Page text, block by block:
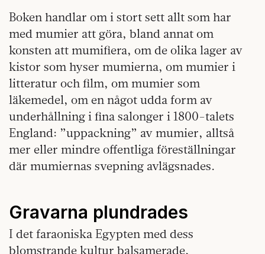
Boken handlar om i stort sett allt som har
med mumier att göra, bland annat om
konsten att mumifiera, om de olika lager av
kistor som hyser mumierna, om mumier i
litteratur och film, om mumier som
läkemedel, om en något udda form av
underhållning i fina salonger i 1800-talets
England: ”uppackning” av mumier, alltså
mer eller mindre offentliga föreställningar
där mumiernas svepning avlägsnades.
Gravarna plundrades
I det faraoniska Egypten med dess
blomstrande kultur balsamerade,